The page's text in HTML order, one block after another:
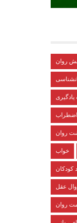
روان
یادگیری
اضطراب
روان
خواب
کودکان
عقل
روان